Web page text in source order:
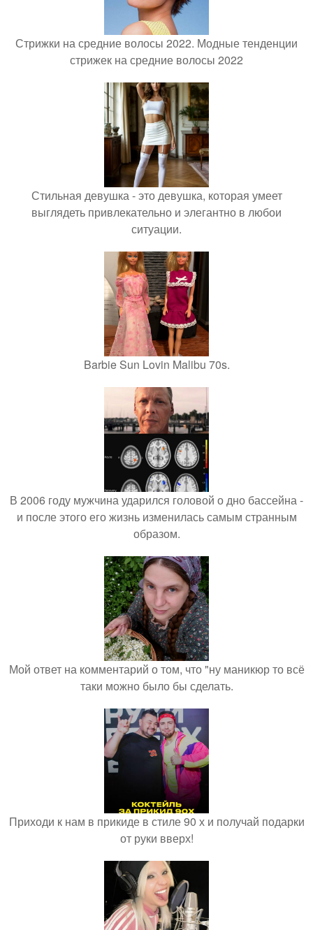
Стрижки на средние волосы 2022. Модные тенденции
стрижек на средние волосы 2022
Стильная девушка - это девушка, которая умеет
выглядеть привлекательно и элегантно в любои
ситуации.
Barbie Sun Lovin Malibu 70s.
В 2006 году мужчина ударился головой о дно бассейна -
и после этого его жизнь изменилась самым странным
образом.
Мой ответ на комментарий о том, что "ну маникюр то всё
таки можно было бы сделать.
Приходи к нам в прикиде в стиле 90 х и получай подарки
от руки вверх!